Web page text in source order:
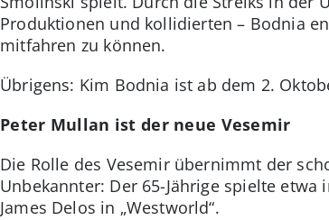
Produktionen und kollidierten – Bodnia
mitfahren zu können.
Übrigens: Kim Bodnia ist ab dem 2.
Peter Mullan ist der neue Vesemir
Die Rolle des Vesemir übernimmt der
Unbekannter: Der 65-Jährige spielte etwa
James Delos in „Westworld“.